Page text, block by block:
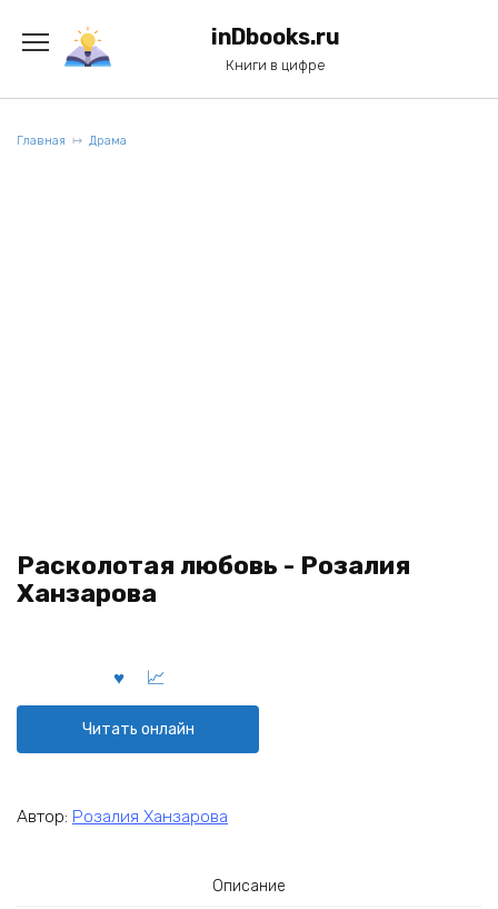
содержанию
inDbooks.ru
Книги в цифре
Главная Драма
Расколотая любовь - Розалия
Ханзарова
Читать онлайн
Автор: Розалия Ханзарова
Описание